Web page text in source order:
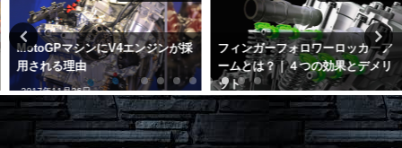
MotoGPマシンにV4エンジンが採
用される理由
2017年11月26日
フィンガーフォロワーロッカーア
ームとは？｜４つの効果とデメリ
ット
2018年10月1日